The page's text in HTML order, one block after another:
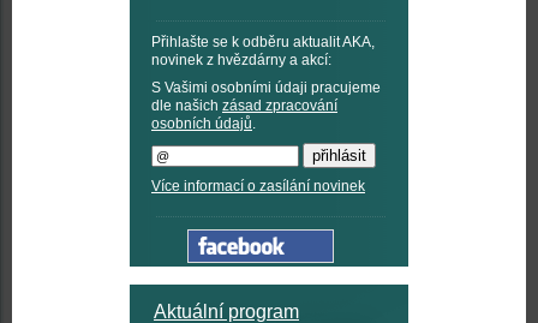
Přihlašte se k odběru aktualit AKA,
novinek z hvězdárny a akcí:
S Vašimi osobními údaji pracujeme
dle našich zásad zpracování
osobních údajů.
Více informací o zasílání novinek
Aktuální program